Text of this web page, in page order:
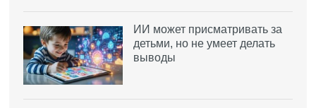
ИИ может присматривать за
детьми, но не умеет делать
выводы